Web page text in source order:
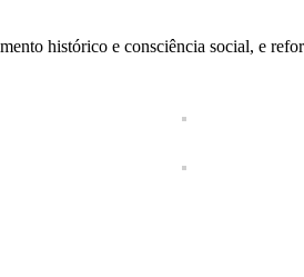
histórico e consciência social, e